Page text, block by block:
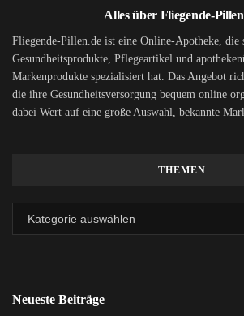
Alles über Fliegende-
Fliegende-Pillen.de ist eine Online-Apotheke, die
Gesundheitsprodukte, Pflegeartikel und
Markenprodukte spezialisiert hat. Das Angebot
die ihre Gesundheitsversorgung bequem online
dabei Wert auf eine große Auswahl, bekannte
THEMEN
Neueste Beiträge